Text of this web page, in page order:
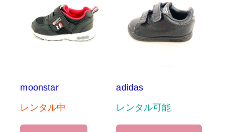
moonstar
レンタル中
adidas
レンタル可能